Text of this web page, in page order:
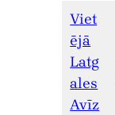
Viet
ējā
Latg
ales
Avīz